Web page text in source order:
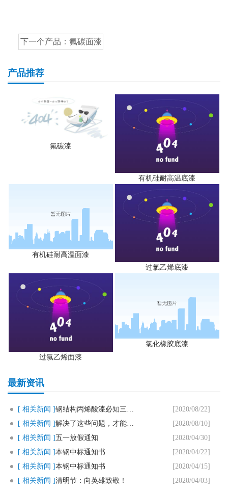
下一个产品： 氟碳面漆
产品推荐
氟碳漆
有机硅耐高温底漆
有机硅耐高温面漆
过氯乙烯底漆
过氯乙烯面漆
氯化橡胶底漆
最新资讯
[ 相关新闻 ] 钢结构丙烯酸漆必知三个要点
[2020/08/22]
[ 相关新闻 ]
解决了这些问题，才能用好马路划..
[2020/08/10]
[ 相关新闻 ]五一放假通知
[2020/04/30]
[ 相关新闻 ]本钢中标通知书
[2020/04/22]
[ 相关新闻 ]本钢中标通知书
[2020/04/15]
[ 相关新闻 ]清明节：向英雄致敬！ [2020/04/03]